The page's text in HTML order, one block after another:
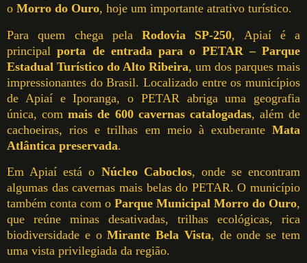
o Morro do Ouro, hoje um importante atrativo turístico.
Para quem chega pela Rodovia SP-250, Apiaí é a
principalporta de entrada para o PETAR – Parque
Estadual Turístico do Alto Ribeira, um dos parques mais
impressionantes do Brasil. Localizado entre os municípios
de Apiaí e Iporanga, o PETAR abriga uma geografia
única, commais de 600 cavernas catalogadas, além de
cachoeiras, rios e trilhas em meio à exuberante Mata
Atlântica preservada.
Em Apiaí está o Núcleo Caboclos, onde se encontram
algumas das cavernas mais belas do PETAR. O município
também conta com o Parque Municipal Morro do Ouro,
que reúne minas desativadas, trilhas ecológicas, rica
biodiversidade e oMirante Bela Vista, de onde se tem
uma vista privilegiada da região.